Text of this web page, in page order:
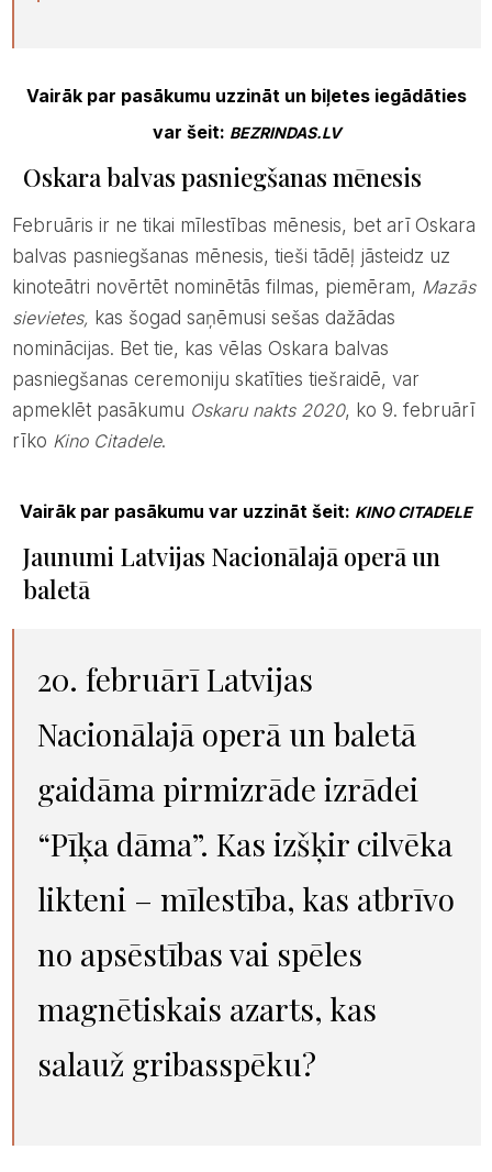
Vairāk par pasākumu uzzināt un biļetes iegādāties
var šeit: BEZRINDAS.LV
Oskara balvas pasniegšanas mēnesis
Februāris ir ne tikai mīlestības mēnesis, bet arī Oskara
balvas pasniegšanas mēnesis, tieši tādēļ jāsteidz uz
kinoteātri novērtēt nominētās filmas, piemēram, Mazās
sievietes, kas šogad saņēmusi sešas dažādas
nominācijas. Bet tie, kas vēlas Oskara balvas
pasniegšanas ceremoniju skatīties tiešraidē, var
apmeklēt pasākumu Oskaru nakts 2020, ko 9. februārī
rīko Kino Citadele.
Vairāk par pasākumu var uzzināt šeit: KINO CITADELE
Jaunumi Latvijas Nacionālajā operā un
baletā
20. februārī Latvijas
Nacionālajā operā un baletā
gaidāma pirmizrāde izrādei
“Pīķa dāma”. Kas izšķir cilvēka
likteni – mīlestība, kas atbrīvo
no apsēstības vai spēles
magnētiskais azarts, kas
salauž gribasspēku?